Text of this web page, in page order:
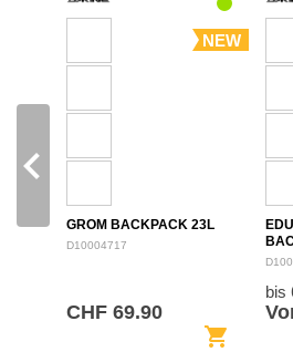
NEW
GROM BACKPACK 23L
D10004717
CHF 69.90
shopping_cart
bis
navigate_before